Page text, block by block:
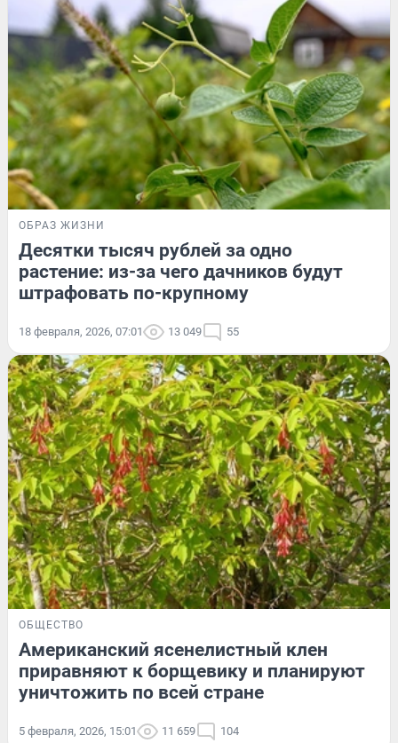
ОБРАЗ ЖИЗНИ
Десятки тысяч рублей за одно
растение: из-за чего дачников будут
штрафовать по-крупному
18 февраля, 2026, 07:01 13 049 55
ОБЩЕСТВО
Американский ясенелистный клен
приравняют к борщевику и планируют
уничтожить по всей стране
5 февраля, 2026, 15:01 11 659 104